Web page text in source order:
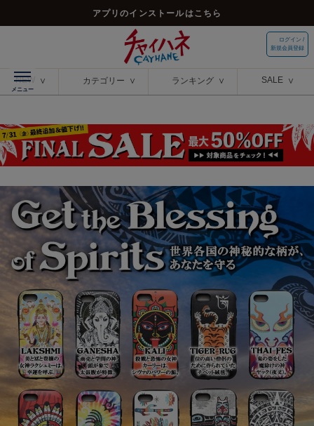
アプリのインストールはこちら
ログイン /
新規会員登録
NEW カテゴリー ランキング SALE